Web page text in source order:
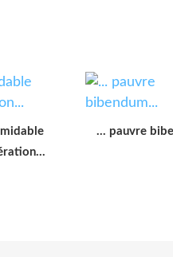
... pauvre